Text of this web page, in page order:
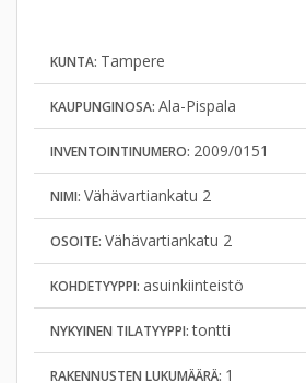
KUNTA: Tampere
KAUPUNGINOSA: Ala-Pispala
INVENTOINTINUMERO: 2009/0151
NIMI: Vähävartiankatu 2
OSOITE: Vähävartiankatu 2
KOHDETYYPPI: asuinkiinteistö
NYKYINEN TILATYYPPI:tontti
RAKENNUSTEN LUKUMÄÄRÄ: 1